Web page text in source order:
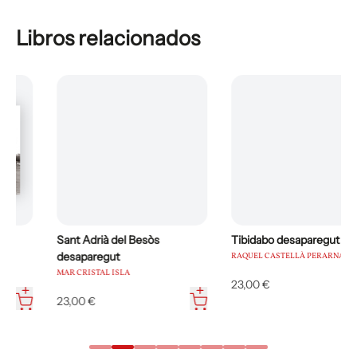
Libros relacionados
Sant Adrià del Besòs
desaparegut
MAR CRISTAL ISLA
23,00 €
Tibidabo desaparegut
RAQUEL CASTELLÀ PERARNAU
23,00 €